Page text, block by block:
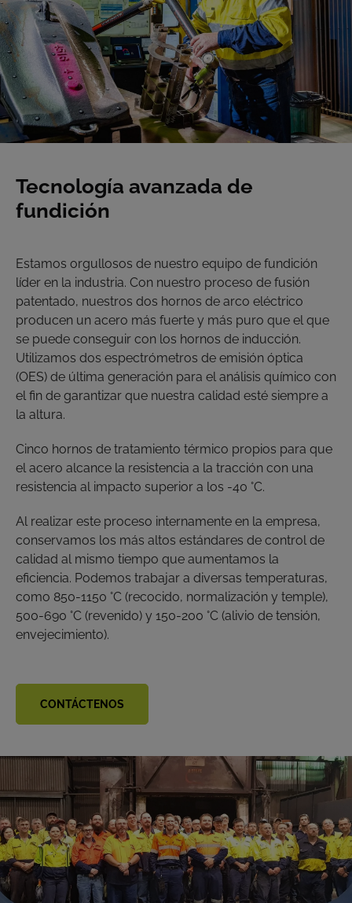
Tecnología avanzada de
fundición
Estamos orgullosos de nuestro equipo de fundición
líder en la industria. Con nuestro proceso de fusión
patentado, nuestros dos hornos de arco eléctrico
producen un acero más fuerte y más puro que el que
se puede conseguir con los hornos de inducción.
Utilizamos dos espectrómetros de emisión óptica
(OES) de última generación para el análisis químico con
el fin de garantizar que nuestra calidad esté siempre a
la altura.
Cinco hornos de tratamiento térmico propios para que
el acero alcance la resistencia a la tracción con una
resistencia al impacto superior a los -40 °C.
Al realizar este proceso internamente en la empresa,
conservamos los más altos estándares de control de
calidad al mismo tiempo que aumentamos la
eficiencia. Podemos trabajar a diversas temperaturas,
como 850-1150 °C (recocido, normalización y temple),
500-690 °C (revenido) y 150-200 °C (alivio de tensión,
envejecimiento).
CONTÁCTENOS